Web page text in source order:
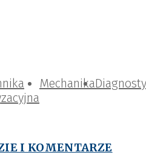
Mechanika
I KOMENTARZE